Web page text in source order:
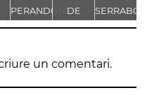
PERANDONES
- CASA
FARJAS
DE
NOSTRA
DE LA
SERRABOU
un comentari.